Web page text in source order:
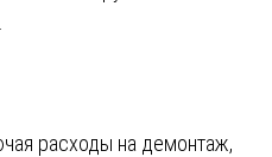
расходы на демонтаж,